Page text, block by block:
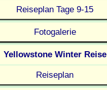
Reiseplan Tage 9-15
Fotogalerie
Yellowstone Winter Reise
Reiseplan